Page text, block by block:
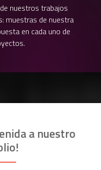
nuestros trabajos
muestras de nuestra
en cada uno de
a nuestro